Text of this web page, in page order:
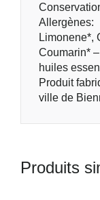
Allergènes:
Limonene*,
Coumarin*
huiles
Produit
ville de
Produits